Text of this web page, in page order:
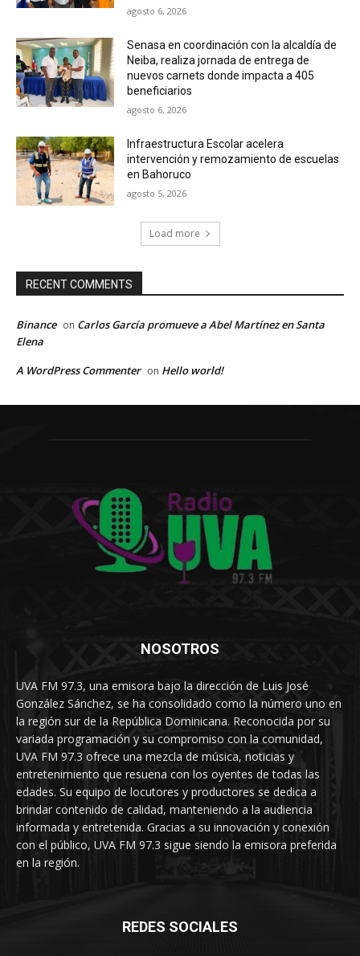
agosto 6, 2026
Senasa en coordinación con la alcaldía de
Neiba, realiza jornada de entrega de
nuevos carnets donde impacta a 405
beneficiarios
agosto 6, 2026
Infraestructura Escolar acelera
intervención y remozamiento de escuelas
en Bahoruco
agosto 5, 2026
Load more
RECENT COMMENTS
Binance on Carlos García promueve a Abel Martínez en Santa
Elena
A WordPress Commenter on Hello world!
NOSOTROS
UVA FM 97.3, una emisora bajo la dirección de Luis José
González Sánchez, se ha consolidado como la número uno en
la región sur de la República Dominicana. Reconocida por su
variada programación y su compromiso con la comunidad,
UVA FM 97.3 ofrece una mezcla de música, noticias y
entretenimiento que resuena con los oyentes de todas las
edades. Su equipo de locutores y productores se dedica a
brindar contenido de calidad, manteniendo a la audiencia
informada y entretenida. Gracias a su innovación y conexión
con el público, UVA FM 97.3 sigue siendo la emisora preferida
en la región.
REDES SOCIALES